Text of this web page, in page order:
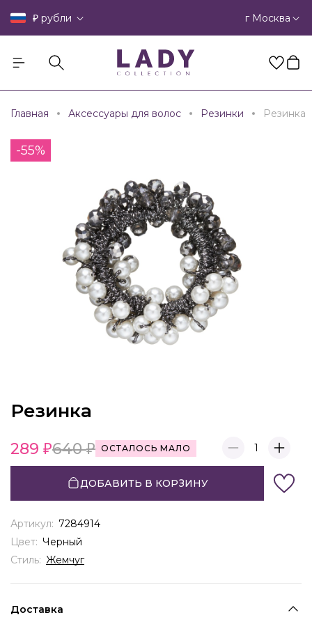
₽ рубли г Москва
Главная Аксессуары для волос Резинки Резинка
-55%
Резинка
289 640 ОСТАЛОСЬ МАЛО 1
ДОБАВИТЬ В КОРЗИНУ
Артикул: 7284914
Цвет: Черный
Стиль: Жемчуг
Доставка